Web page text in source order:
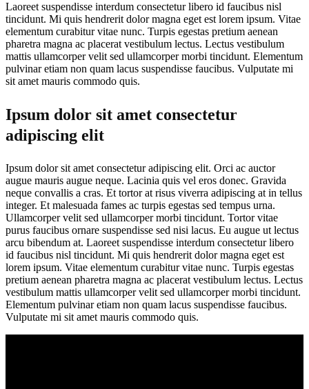
Laoreet suspendisse interdum consectetur libero id faucibus nisl
tincidunt. Mi quis hendrerit dolor magna eget est lorem ipsum. Vitae
elementum curabitur vitae nunc. Turpis egestas pretium aenean
pharetra magna ac placerat vestibulum lectus. Lectus vestibulum
mattis ullamcorper velit sed ullamcorper morbi tincidunt. Elementum
pulvinar etiam non quam lacus suspendisse faucibus. Vulputate mi
sit amet mauris commodo quis.
Ipsum dolor sit amet consectetur
adipiscing elit
Ipsum dolor sit amet consectetur adipiscing elit. Orci ac auctor
augue mauris augue neque. Lacinia quis vel eros donec. Gravida
neque convallis a cras. Et tortor at risus viverra adipiscing at in tellus
integer. Et malesuada fames ac turpis egestas sed tempus urna.
Ullamcorper velit sed ullamcorper morbi tincidunt. Tortor vitae
purus faucibus ornare suspendisse sed nisi lacus. Eu augue ut lectus
arcu bibendum at. Laoreet suspendisse interdum consectetur libero
id faucibus nisl tincidunt. Mi quis hendrerit dolor magna eget est
lorem ipsum. Vitae elementum curabitur vitae nunc. Turpis egestas
pretium aenean pharetra magna ac placerat vestibulum lectus. Lectus
vestibulum mattis ullamcorper velit sed ullamcorper morbi tincidunt.
Elementum pulvinar etiam non quam lacus suspendisse faucibus.
Vulputate mi sit amet mauris commodo quis.